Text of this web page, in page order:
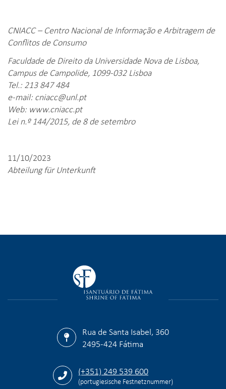
CNIACC – Centro Nacional de Informação e Arbitragem de
Conflitos de Consumo
Faculdade de Direito da Universidade Nova de Lisboa,
Campus de Campolide, 1099-032 Lisboa
Tel.: 213 847 484
e-mail: cniacc@unl.pt
Web: www.cniacc.pt
Lei n.º 144/2015, de 8 de setembro
11/10/2023
Abteilung für Unterkunft
Rua de Santa Isabel, 360
2495-424 Fátima
(+351) 249 539 600
(portugiesische Festnetznummer)